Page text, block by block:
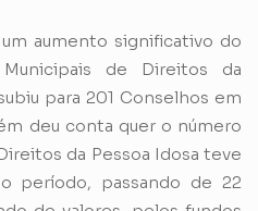
aumento significativo do
de Direitos da
para 201 Conselhos em
deu conta quer o número
da Pessoa Idosa teve
período, passando de 22